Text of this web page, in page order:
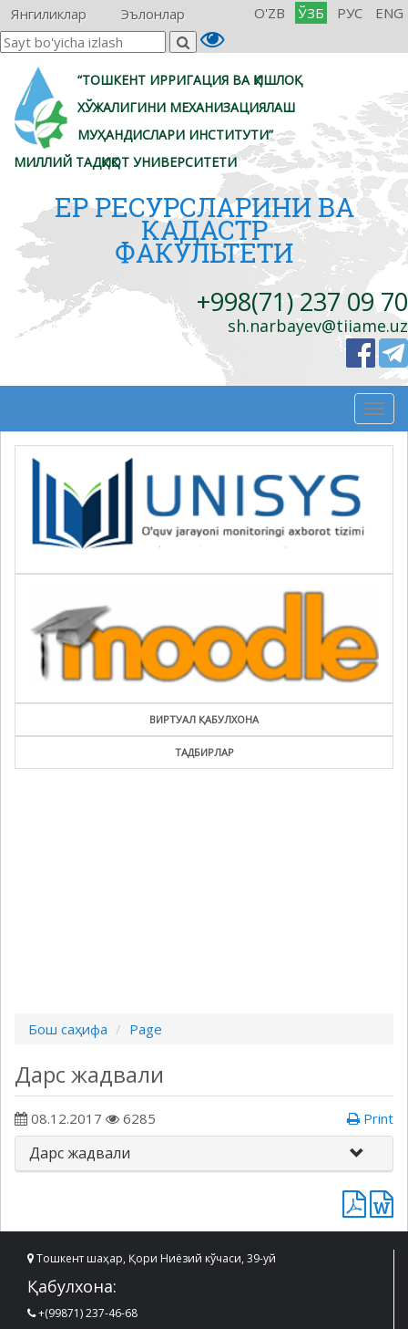
Янгиликлар Эълонлар O'ZB ЎЗБ РУС ENG
“ТОШКЕНТ ИРРИГАЦИЯ ВА ҚИШЛОҚ
ХЎЖАЛИГИНИ МЕХАНИЗАЦИЯЛАШ
МУҲАНДИСЛАРИ ИНСТИТУТИ”
МИЛЛИЙ ТАДҚИҚОТ УНИВЕРСИТЕТИ
ЕР РЕСУРСЛАРИНИ ВА
КАДАСТР
ФАКУЛЬТЕТИ
+998(71) 237 09 70
sh.narbayev@tiiame.uz
ВИРТУАЛ ҚАБУЛХОНА
ТАДБИРЛАР
Бош саҳифа Page
Дарс жадвали
08.12.2017 6285 Print
Дарс жадвали
Тошкент шаҳар, Қори Ниёзий кўчаси, 39-уй
Қабулхона:
+(99871) 237-46-68